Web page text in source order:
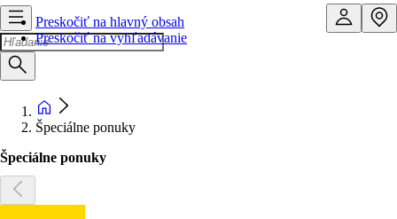
Preskočiť na hlavný obsah
Preskočiť na vyhľadávanie
Špeciálne ponuky
Špeciálne ponuky